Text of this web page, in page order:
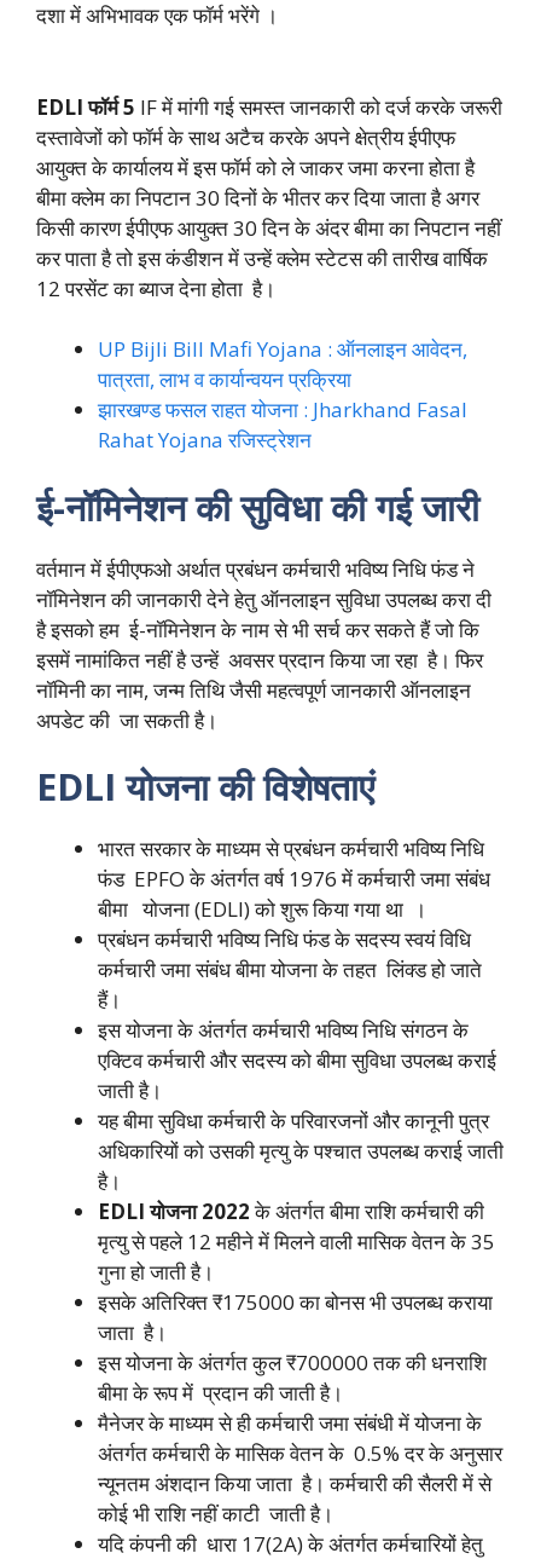
दशा में अभिभावक एक फॉर्म भरेंगे ।
EDLI फॉर्म 5 IF में मांगी गई समस्त जानकारी को दर्ज करके जरूरी
दस्तावेजों को फॉर्म के साथ अटैच करके अपने क्षेत्रीय ईपीएफ
आयुक्त के कार्यालय में इस फॉर्म को ले जाकर जमा करना होता है
बीमा क्लेम का निपटान 30 दिनों के भीतर कर दिया जाता है अगर
किसी कारण ईपीएफ आयुक्त 30 दिन के अंदर बीमा का निपटान नहीं
कर पाता है तो इस कंडीशन में उन्हें क्लेम स्टेटस की तारीख वार्षिक
12 परसेंट का ब्याज देना होता है।
UP Bijli Bill Mafi Yojana : ऑनलाइन आवेदन,
पात्रता, लाभ व कार्यान्वयन प्रक्रिया
झारखण्ड फसल राहत योजना : Jharkhand Fasal
Rahat Yojana रजिस्ट्रेशन
ई-नॉमिनेशन की सुविधा की गई जारी
वर्तमान में ईपीएफओ अर्थात प्रबंधन कर्मचारी भविष्य निधि फंड ने
नॉमिनेशन की जानकारी देने हेतु ऑनलाइन सुविधा उपलब्ध करा दी
है इसको हम ई-नॉमिनेशन के नाम से भी सर्च कर सकते हैं जो कि
इसमें नामांकित नहीं है उन्हें अवसर प्रदान किया जा रहा है। फिर
नॉमिनी का नाम, जन्म तिथि जैसी महत्वपूर्ण जानकारी ऑनलाइन
अपडेट की जा सकती है।
EDLI योजना की विशेषताएं
भारत सरकार के माध्यम से प्रबंधन कर्मचारी भविष्य निधि
फंड EPFO के अंतर्गत वर्ष 1976 में कर्मचारी जमा संबंध
बीमा योजना (EDLI) को शुरू किया गया था ।
प्रबंधन कर्मचारी भविष्य निधि फंड के सदस्य स्वयं विधि
कर्मचारी जमा संबंध बीमा योजना के तहत लिंक्ड हो जाते
हैं।
इस योजना के अंतर्गत कर्मचारी भविष्य निधि संगठन के
एक्टिव कर्मचारी और सदस्य को बीमा सुविधा उपलब्ध कराई
जाती है।
यह बीमा सुविधा कर्मचारी के परिवारजनों और कानूनी पुत्र
अधिकारियों को उसकी मृत्यु के पश्चात उपलब्ध कराई जाती
है।
EDLI योजना 2022के अंतर्गत बीमा राशि कर्मचारी की
मृत्यु से पहले 12 महीने में मिलने वाली मासिक वेतन के 35
गुना हो जाती है।
इसके अतिरिक्त ₹175000 का बोनस भी उपलब्ध कराया
जाता है।
इस योजना के अंतर्गत कुल ₹700000 तक की धनराशि
बीमा के रूप में प्रदान की जाती है।
मैनेजर के माध्यम से ही कर्मचारी जमा संबंधी में योजना के
अंतर्गत कर्मचारी के मासिक वेतन के 0.5% दर के अनुसार
न्यूनतम अंशदान किया जाता है। कर्मचारी की सैलरी में से
कोई भी राशि नहीं काटी जाती है।
यदि कंपनी की धारा 17(2A) के अंतर्गत कर्मचारियों हेतु